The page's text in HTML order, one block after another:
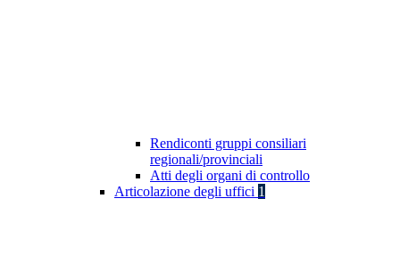
Rendiconti gruppi consiliari
regionali/provinciali
Atti degli organi di controllo
Articolazione degli uffici 1